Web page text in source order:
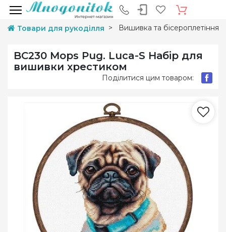
Товари для рукоділля Вишивка та бісероплетіння
BC230 Mops Pug. Luca-S Набір для
вишивки хрестиком
Поділитися цим товаром: